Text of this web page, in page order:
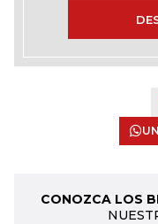
CONOZCA LOS